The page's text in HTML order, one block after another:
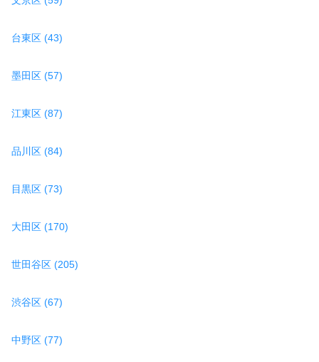
台東区 (43)
墨田区 (57)
江東区 (87)
品川区 (84)
目黒区 (73)
大田区 (170)
世田谷区 (205)
渋谷区 (67)
中野区 (77)